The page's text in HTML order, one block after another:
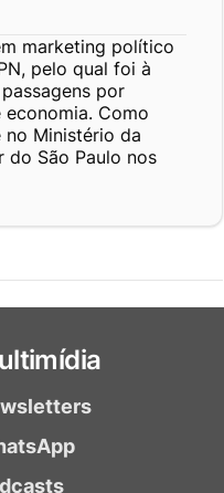
marketing político
pelo qual foi à
por
Como
no Ministério da
do São Paulo nos